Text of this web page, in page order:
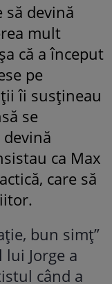
să devină
mult
că a început
pe
îi susțineau
se
ca Max
care să